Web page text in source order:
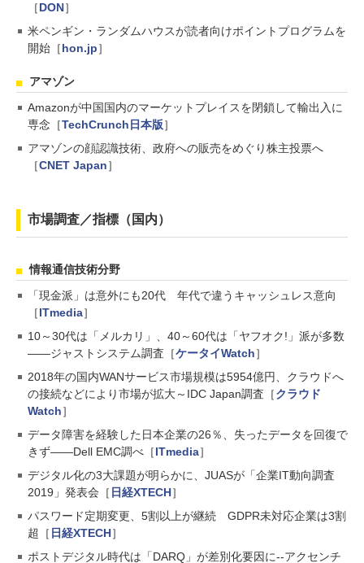
［DON］
米ペンギン・ランダムハウスが読者向けポイントプログラムを
開始［hon.jp］
アマゾン
Amazonが中国国内のマーケットプレイスを閉鎖して輸出入に
専念［TechCrunch日本版］
アマゾンの顔認識技術、政府への販売をめぐり株主投票へ
［CNET Japan］
市場調査／指標（国内）
情報通信技術分野
「現金派」は意外にも20代 年代で違うキャッシュレス意向
［ITmedia］
10～30代は「メルカリ」、40～60代は「ヤフオク!」派が多数
――ジャストシステム調査［ケータイWatch］
2018年の国内WANサービス市場規模は5954億円、クラウドへ
の接続などにより市場が拡大～IDC Japan調査［クラウド
Watch］
データ障害を経験した日本企業の26％、失ったデータを回復で
きず――Dell EMC調べ［ITmedia］
デジタル化の3大課題が明らかに、JUASが「企業IT動向調査
2019」発表会［ 日経XTECH］
パスワード定期変更、5割以上が継続 GDPR未対応企業は3割
超［ 日経XTECH］
ポストデジタル時代は「DARQ」が差別化要因に--アクセンチ